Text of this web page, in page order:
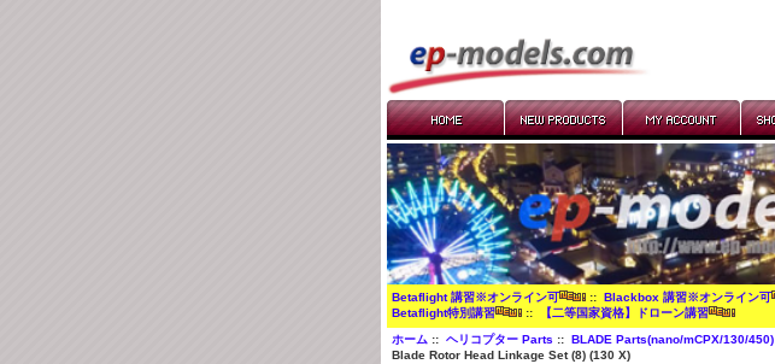
Betaflight 講習※オンライン可 ::Blackbox 講習※オンライン可
Betaflight特別講習
:: 【二等国家資格】ドローン講習
ホーム ::ヘリコプター Parts ::BLADE Parts(nano/mCPX/130/450)
Blade Rotor Head Linkage Set (8) (130 X)